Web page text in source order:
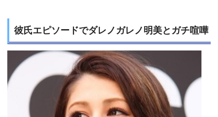
彼氏エピソードでダレノガレノ明美とガチ喧嘩